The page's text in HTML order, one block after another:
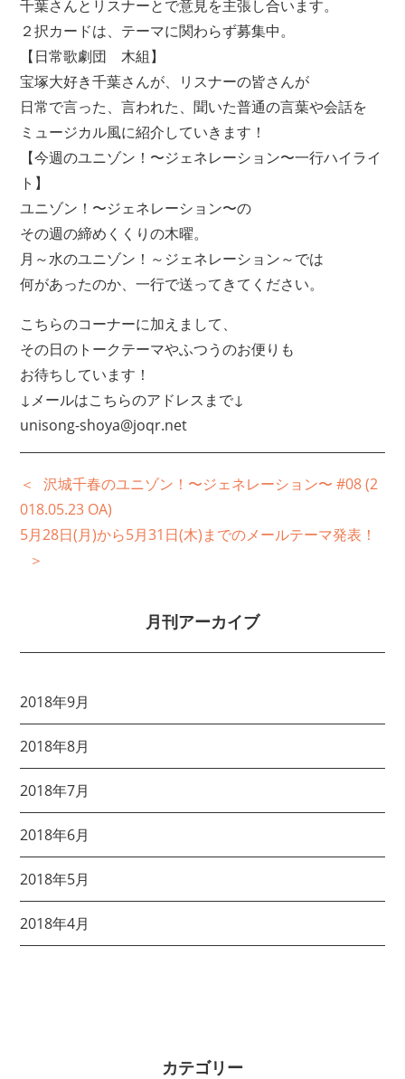
千葉さんとリスナーとで意見を主張し合います。
２択カードは、テーマに関わらず募集中。
【日常歌劇団 木組】
宝塚大好き千葉さんが、リスナーの皆さんが
日常で言った、言われた、聞いた普通の言葉や会話を
ミュージカル風に紹介していきます！
【今週のユニゾン！〜ジェネレーション〜一行ハイライ
ト】
ユニゾン！〜ジェネレーション〜の
その週の締めくくりの木曜。
月～水のユニゾン！～ジェネレーション～では
何があったのか、一行で送ってきてください。
こちらのコーナーに加えまして、
その日のトークテーマやふつうのお便りも
お待ちしています！
↓メールはこちらのアドレスまで↓
unisong-shoya@joqr.net
沢城千春のユニゾン！〜ジェネレーション〜 #08 (2
018.05.23 OA)
5月28日(月)から5月31日(木)までのメールテーマ発表！
月刊アーカイブ
2018年9月
2018年8月
2018年7月
2018年6月
2018年5月
2018年4月
カテゴリー